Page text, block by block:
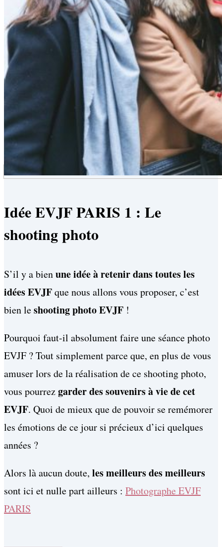
Idée EVJF PARIS 1 : Le
shooting photo
S’il y a bienune idée à retenir dans toutes les
idées EVJFque nous allons vous proposer, c’est
bien leshooting photo EVJF !
Pourquoi faut-il absolument faire une séance photo
EVJF ? Tout simplement parce que, en plus de vous
amuser lors de la réalisation de ce shooting photo,
vous pourrezgarder des souvenirs à vie de cet
EVJF. Quoi de mieux que de pouvoir se remémorer
les émotions de ce jour si précieux d’ici quelques
années ?
Alors là aucun doute, les meilleurs des meilleurs
sont ici et nulle part ailleurs : Photographe EVJF
PARIS